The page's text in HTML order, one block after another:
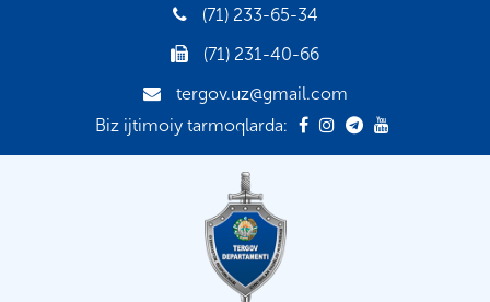
(71) 233-65-34
(71) 231-40-66
tergov.uz@gmail.com
Biz ijtimoiy tarmoqlarda: